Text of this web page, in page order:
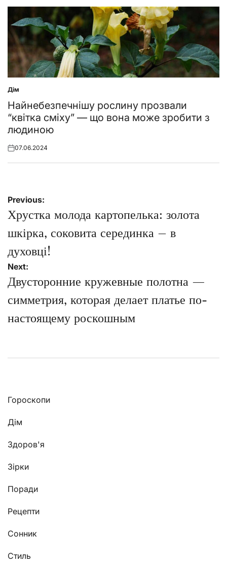
Posted
in
Дім
Найнебезпечнішу рослину прозвали
“квітка сміху” — що вона може зробити з
людиною
Posted
07.06.2024
Навігація
записів
Previous:
Хрустка молода картопелька: золота
шкірка, соковита серединка – в
духовці!
Next:
Двусторонние кружевные полотна —
симметрия, которая делает платье по-
настоящему роскошным
Гороскопи
Дім
Здоров'я
Зірки
Поради
Рецепти
Сонник
Стиль